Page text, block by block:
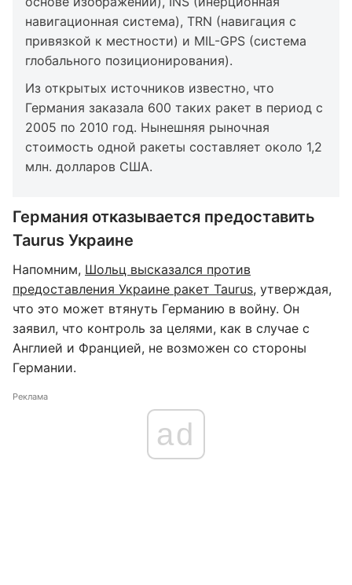
навигационная система), TRN (навигация с
привязкой к местности) и MIL-GPS (система
глобального позиционирования).
Из открытых источников известно, что
Германия заказала 600 таких ракет в период с
2005 по 2010 год. Нынешняя рыночная
стоимость одной ракеты составляет около 1,2
млн. долларов США.
Германия отказывается предоставить
Taurus Украине
Напомним, Шольц высказался против
предоставления Украине ракет Taurus, утверждая,
что это может втянуть Германию в войну. Он
заявил, что контроль за целями, как в случае с
Англией и Францией, не возможен со стороны
Германии.
Реклама
ad